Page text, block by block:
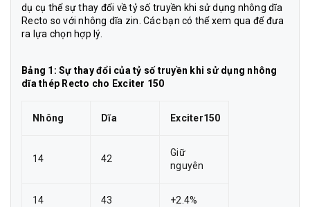
dụ cụ thể sự thay đổi về tỷ số truyền khi sử dụng nhông dĩa
Recto so với nhông dĩa zin. Các bạn có thể xem qua để đưa
ra lựa chọn hợp lý.
Bảng 1: Sự thay đổi của tỷ số truyền khi sử dụng nhông
dĩa thép Recto cho Exciter 150
Nhông Dĩa Exciter150
14 42
Giữ
nguyên
14 43 +2.4%